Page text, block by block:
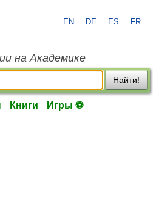
EN DE ES FR
на Академике
Найти!
Книги Игры ⚽